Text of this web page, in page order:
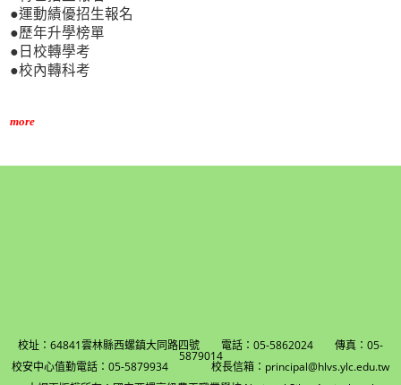
●運動績優招生報名
●歷年升學榜單
●日校轉學考
●校內轉科考
more
校址：64841雲林縣西螺鎮大同路四號 電話：05-5862024 傳真：05-
5879014
校安中心值勤電話：05-5879934 校長信箱：principal@hlvs.ylc.edu.tw